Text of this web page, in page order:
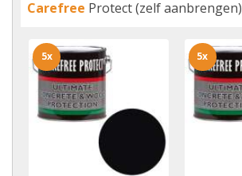
Carefree Protect (zelf aanbrengen)
5x 5x